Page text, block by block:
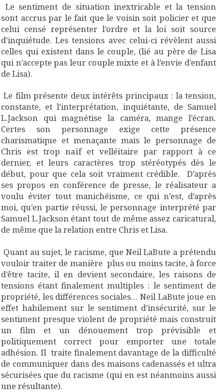
Le sentiment de situation inextricable et la tension
sont accrus par le fait que le voisin soit policier et que
celui censé représenter l’ordre et la loi soit source
d’inquiétude. Les tensions avec celui-ci révèlent aussi
celles qui existent dans le couple, (lié au père de Lisa
qui n’accepte pas leur couple mixte et à l’envie d’enfant
de Lisa).
Le film présente deux intérêts principaux : la tension,
constante, et l’interprétation, inquiétante, de Samuel
L.Jackson qui magnétise la caméra, mange l’écran.
Certes son personnage exige cette présence
charismatique et menaçante mais le personnage de
Chris est trop naïf et velléitaire par rapport à ce
dernier, et leurs caractères trop stéréotypés dès le
début, pour que cela soit vraiment crédible. D’après
ses propos en conférence de presse, le réalisateur a
voulu éviter tout manichéisme, ce qui n’est, d’après
moi, qu’en partie réussi, le personnage interprété par
Samuel L.Jackson étant tout de même assez caricatural,
de même que la relation entre Chris et Lisa.
Quant au sujet, le racisme, que Neil LaBute a prétendu
vouloir traiter de manière plus ou moins tacite, à force
d’être tacite, il en devient secondaire, les raisons de
tensions étant finalement multiples : le sentiment de
propriété, les différences sociales… Neil LaBute joue en
effet habilement sur le sentiment d’insécurité, sur le
sentiment presque violent de propriété mais construit
un film et un dénouement trop prévisible et
politiquement correct pour emporter une totale
adhésion. Il traite finalement davantage de la difficulté
de communiquer dans des maisons cadenassés et ultra
sécurisées que du racisme (qui en est néanmoins aussi
une résultante).